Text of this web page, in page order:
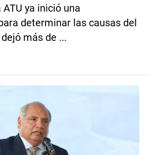
ya inició una
determinar las causas del
más de ...